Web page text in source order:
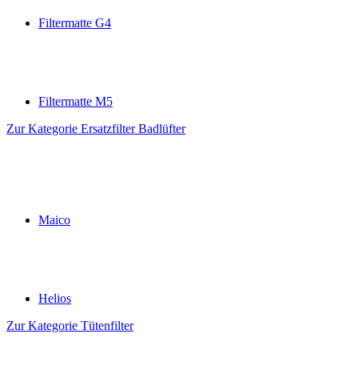
Filtermatte G4
Filtermatte M5
Zur Kategorie Ersatzfilter Badlüfter
Maico
Helios
Zur Kategorie Tütenfilter